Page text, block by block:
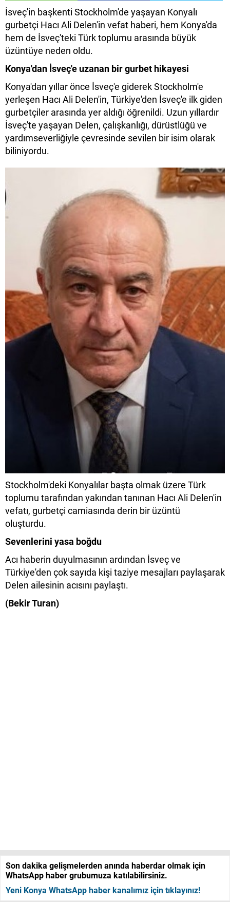
İsveç'in başkenti Stockholm'de yaşayan Konyalı
gurbetçi Hacı Ali Delen'in vefat haberi, hem Konya'da
hem de İsveç'teki Türk toplumu arasında büyük
üzüntüye neden oldu.
Konya'dan İsveç'e uzanan bir gurbet hikayesi
Konya'dan yıllar önce İsveç'e giderek Stockholm'e
yerleşen Hacı Ali Delen'in, Türkiye'den İsveç'e ilk giden
gurbetçiler arasında yer aldığı öğrenildi. Uzun yıllardır
İsveç'te yaşayan Delen, çalışkanlığı, dürüstlüğü ve
yardımseverliğiyle çevresinde sevilen bir isim olarak
biliniyordu.
Stockholm'deki Konyalılar başta olmak üzere Türk
toplumu tarafından yakından tanınan Hacı Ali Delen'in
vefatı, gurbetçi camiasında derin bir üzüntü
oluşturdu.
Sevenlerini yasa boğdu
Acı haberin duyulmasının ardından İsveç ve
Türkiye'den çok sayıda kişi taziye mesajları paylaşarak
Delen ailesinin acısını paylaştı.
(Bekir Turan)
Son dakika gelişmelerden anında haberdar olmak için
WhatsApp haber grubumuza katılabilirsiniz.
Yeni Konya WhatsApp haber kanalımız için tıklayınız!